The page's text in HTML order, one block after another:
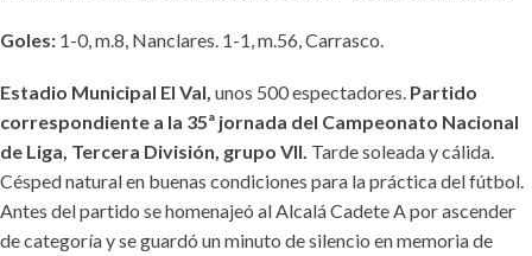
Goles: 1-0, m.8, Nanclares. 1-1, m.56, Carrasco.
Estadio Municipal El Val, unos 500 espectadores. Partido
correspondiente a la 35ª jornada del Campeonato Nacional
de Liga, Tercera División, grupo VII. Tarde soleada y cálida.
Césped natural en buenas condiciones para la práctica del fútbol.
Antes del partido se homenajeó al Alcalá Cadete A por ascender
de categoría y se guardó un minuto de silencio en memoria de